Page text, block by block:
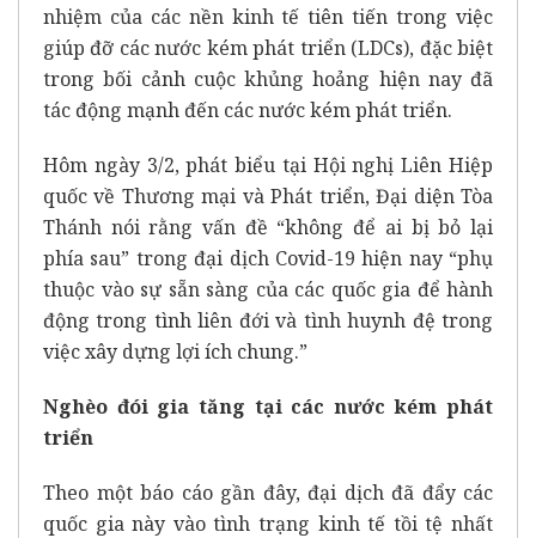
nhiệm của các nền kinh tế tiên tiến trong việc
giúp đỡ các nước kém phát triển (LDCs), đặc biệt
trong bối cảnh cuộc khủng hoảng hiện nay đã
tác động mạnh đến các nước kém phát triển.
Hôm ngày 3/2, phát biểu tại Hội nghị Liên Hiệp
quốc về Thương mại và Phát triển, Đại diện Tòa
Thánh nói rằng vấn đề “không để ai bị bỏ lại
phía sau” trong đại dịch Covid-19 hiện nay “phụ
thuộc vào sự sẵn sàng của các quốc gia để hành
động trong tình liên đới và tình huynh đệ trong
việc xây dựng lợi ích chung.”
Nghèo đói gia tăng tại các nước kém phát
triển
Theo một báo cáo gần đây, đại dịch đã đẩy các
quốc gia này vào tình trạng kinh tế tồi tệ nhất